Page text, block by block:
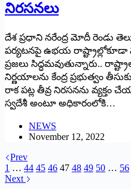
నిరసనలు
దేశ ప్రధాని నరేంద్ర మోదీ రెండు
పర్యటనపై ఉభయ రాష్ట్రాల్లోకూడా
ప్రజలు సిద్ధమవుతున్నారు..
నిర్ణయాలను కేంద్ర ప్రభుత్వం
రాక పట్ల తీవ్ర నిరసనను వ్యక్తం
స్వదేశీ అంటూ అధికారంలోకి…
NEWS
November 12, 2022
Prev
1 … 44 45 46 47 48 49 50 … 56
Next